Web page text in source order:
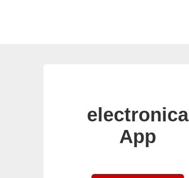
electronica
App